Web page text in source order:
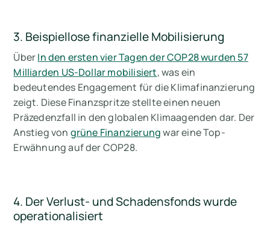
3. Beispiellose finanzielle Mobilisierung
ÜberIn den ersten vier Tagen der COP28 wurden 57
Milliarden US-Dollar mobilisiert, was ein
bedeutendes Engagement für die Klimafinanzierung
zeigt. Diese Finanzspritze stellte einen neuen
Präzedenzfall in den globalen Klimaagenden dar. Der
Anstieg von grüne Finanzierungwar eine Top-
Erwähnung auf der COP28.
4. Der Verlust- und Schadensfonds wurde
operationalisiert